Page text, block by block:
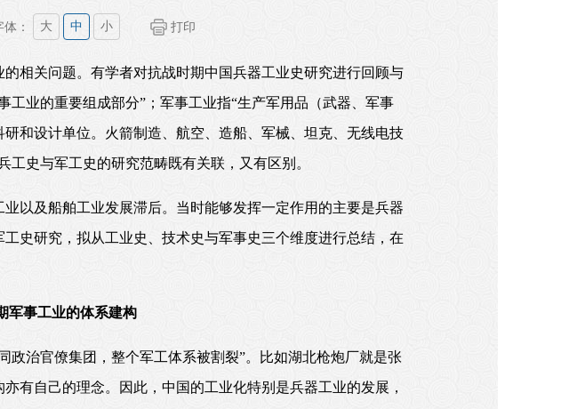
体： 大 中 小 打印
相关问题。有学者对抗战时期中国兵器工业史研究进行回顾与
业的重要组成部分”；军事工业指“生产军用品（武器、军事
和设计单位。火箭制造、航空、造船、军械、坦克、无线电技
史与军工史的研究范畴既有关联，又有区别。
以及船舶工业发展滞后。当时能够发挥一定作用的主要是兵器
史研究，拟从工业史、技术史与军事史三个维度进行总结，在
军事工业的体系建构
治官僚集团，整个军工体系被割裂”。比如湖北枪炮厂就是张
有自己的理念。因此，中国的工业化特别是兵器工业的发展，